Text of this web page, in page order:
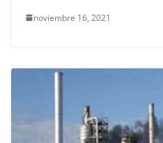
noviembre 16, 2021